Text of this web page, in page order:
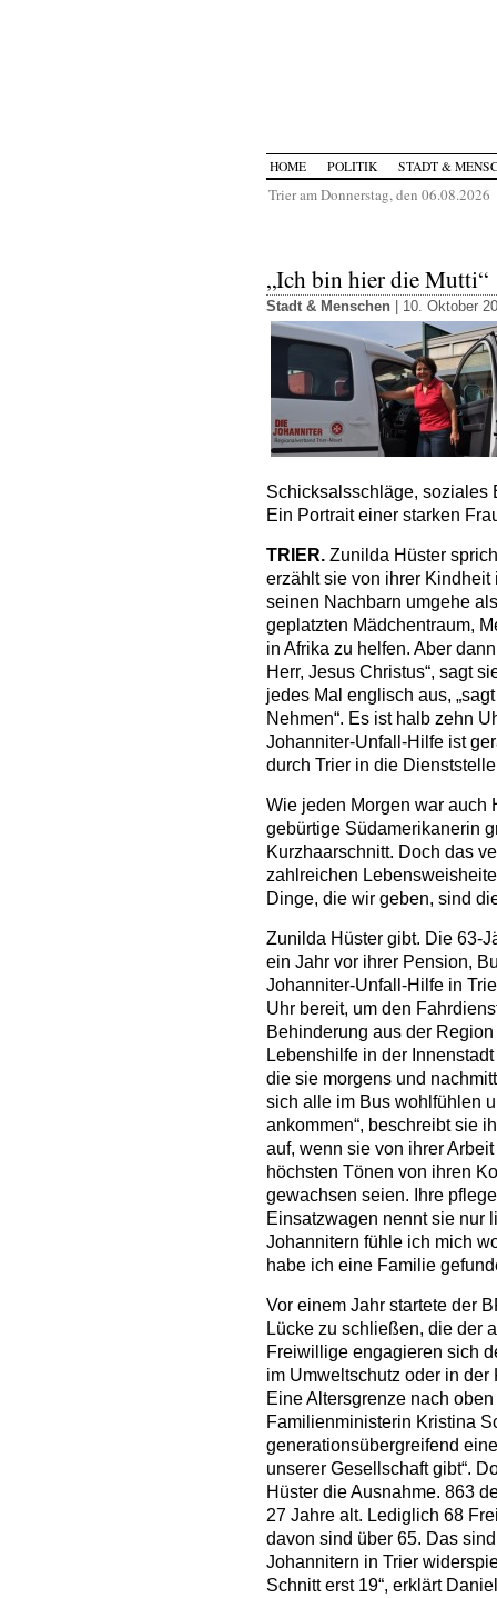
HOME POLITIK STADT &
Trier am Donnerstag, den 06.08.2026
„Ich bin hier die Mutti“
Stadt & Menschen | 10. Oktober
Schicksalsschläge, soziales
Ein Portrait einer starken
TRIER. Zunilda Hüster
erzählt sie von ihrer
seinen Nachbarn umgehe
geplatzten Mädchentraum,
in Afrika zu helfen. Aber
Herr, Jesus Christus“, sagt
jedes Mal englisch aus,
Nehmen“. Es ist halb zehn
Johanniter-Unfall-Hilfe ist
durch Trier in die
Wie jeden Morgen war auch
gebürtige Südamerikanerin
Kurzhaarschnitt. Doch das
zahlreichen
Dinge, die wir geben, sind
Zunilda Hüster gibt. Die 63-
ein Jahr vor ihrer Pension,
Johanniter-Unfall-Hilfe in
Uhr bereit, um den
Behinderung aus der
Lebenshilfe in der
die sie morgens und
sich alle im Bus wohlfühlen
ankommen“, beschreibt sie
auf, wenn sie von ihrer
höchsten Tönen von ihren
gewachsen seien. Ihre
Einsatzwagen nennt sie nur
Johannitern fühle ich mich
habe ich eine Familie
Vor einem Jahr startete der
Lücke zu schließen, die der
Freiwillige engagieren sich
im Umweltschutz oder in der
Eine Altersgrenze nach
Familienministerin Kristina
generationsübergreifend
unserer Gesellschaft gibt“.
Hüster die Ausnahme. 863
27 Jahre alt. Lediglich 68
davon sind über 65. Das
Johannitern in Trier
Schnitt erst 19“, erklärt